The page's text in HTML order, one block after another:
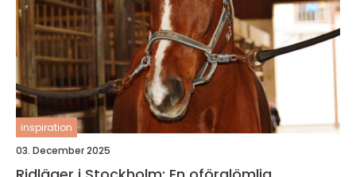
inspiration
03. December 2025